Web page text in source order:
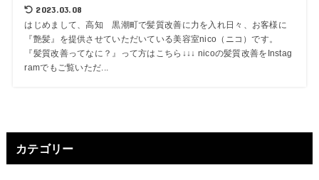
2023.03.08
はじめまして、高知 黒潮町で髪質改善に力を入れ日々、お客様に
『艶髪』を提供させていただいている美容室nico（ニコ）です。
『髪質改善ってなに？』って方はこちら↓↓↓ nicoの髪質改善をInstag
ramでもご覧いただ...
カテゴリー